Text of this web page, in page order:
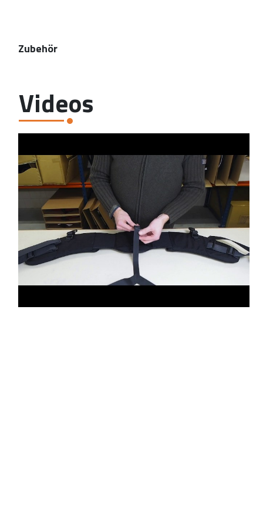
Zubehör
Videos